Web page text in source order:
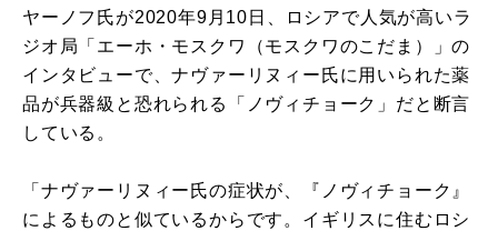
ヤーノフ氏が2020年9月10日、ロシアで人気が高いラ
ジオ局「エーホ・モスクワ（モスクワのこだま）」の
インタビューで、ナヴァーリヌィー氏に用いられた薬
品が兵器級と恐れられる「ノヴィチョーク」だと断言
している。
「ナヴァーリヌィー氏の症状が、『ノヴィチョーク』
によるものと似ているからです。イギリスに住むロシ